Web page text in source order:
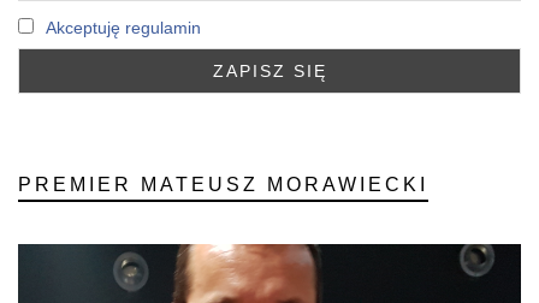
Akceptuję regulamin
PREMIER MATEUSZ MORAWIECKI